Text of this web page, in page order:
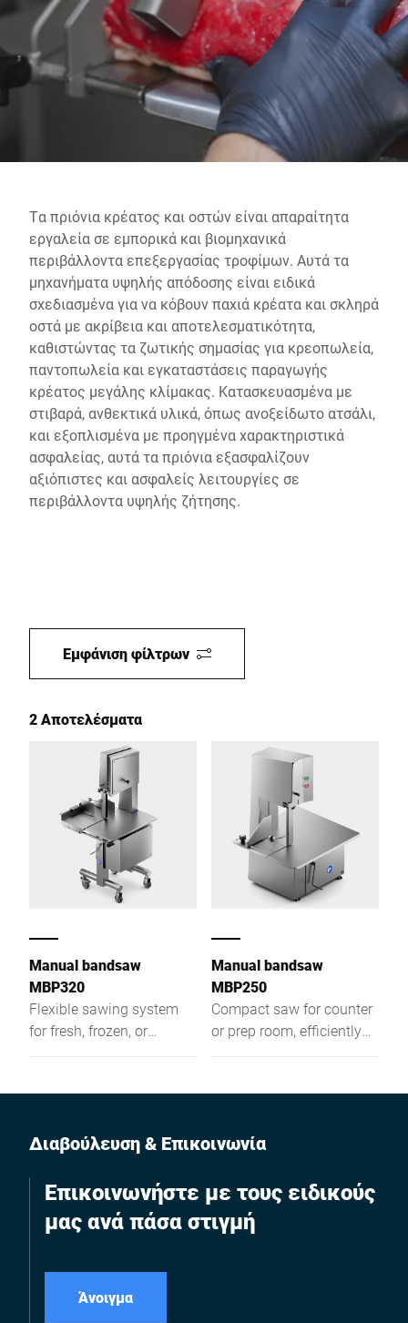
Παγκόσμιος ιστότοπος
Τα πριόνια κρέατος και οστών είναι απαραίτητα
εργαλεία σε εμπορικά και βιομηχανικά
περιβάλλοντα επεξεργασίας τροφίμων. Αυτά τα
μηχανήματα υψηλής απόδοσης είναι ειδικά
σχεδιασμένα για να κόβουν παχιά κρέατα και σκληρά
οστά με ακρίβεια και αποτελεσματικότητα,
καθιστώντας τα ζωτικής σημασίας για κρεοπωλεία,
παντοπωλεία και εγκαταστάσεις παραγωγής
κρέατος μεγάλης κλίμακας. Κατασκευασμένα με
στιβαρά, ανθεκτικά υλικά, όπως ανοξείδωτο ατσάλι,
και εξοπλισμένα με προηγμένα χαρακτηριστικά
ασφαλείας, αυτά τα πριόνια εξασφαλίζουν
αξιόπιστες και ασφαλείς λειτουργίες σε
περιβάλλοντα υψηλής ζήτησης.
Εμφάνιση φίλτρων
2 Αποτελέσματα
Manual bandsaw
MBP320
Flexible sawing system
for fresh, frozen, or
equal-weight portions.
Manual bandsaw
MBP250
Compact saw for counter
or prep room, efficiently
weight portions like
Διαβούλευση & Επικοινωνία
Επικοινωνήστε με τους ειδικούς
μας ανά πάσα στιγμή
Άνοιγμα